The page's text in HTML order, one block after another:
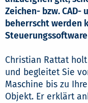
Zeichen- bzw. CAD-
beherrscht werden
Christian Rattat
und begleitet Sie
Maschine bis zu
Objekt. Er erklärt